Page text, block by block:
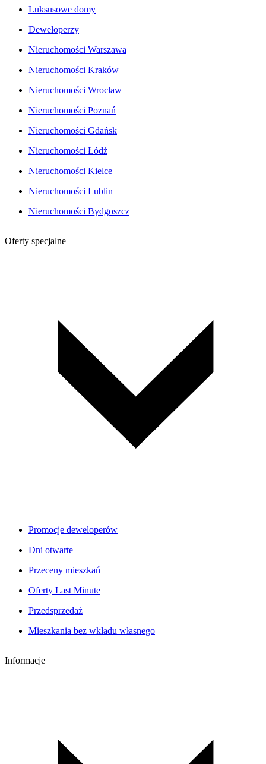
Luksusowe domy
Deweloperzy
Nieruchomości Warszawa
Nieruchomości Kraków
Nieruchomości Wrocław
Nieruchomości Poznań
Nieruchomości Gdańsk
Nieruchomości Łódź
Nieruchomości Kielce
Nieruchomości Lublin
Nieruchomości Bydgoszcz
Oferty specjalne
Promocje deweloperów
Dni otwarte
Przeceny mieszkań
Oferty Last Minute
Przedsprzedaż
Mieszkania bez wkładu własnego
Informacje